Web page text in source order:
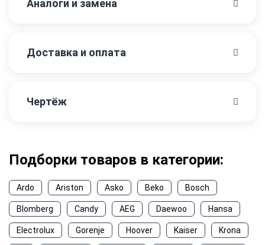
Аналоги и замена
Доставка и оплата
Чертёж
Подборки товаров в категории:
Ardo Ariston Asko Beko Bosch
Blomberg Candy AEG Daewoo Hansa
Electrolux Gorenje Hoover Kaiser Krona